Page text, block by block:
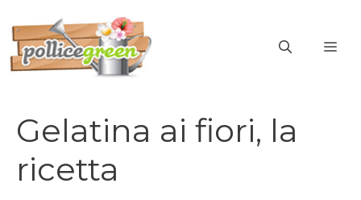
contenuto
Gelatina ai fiori, la
ricetta